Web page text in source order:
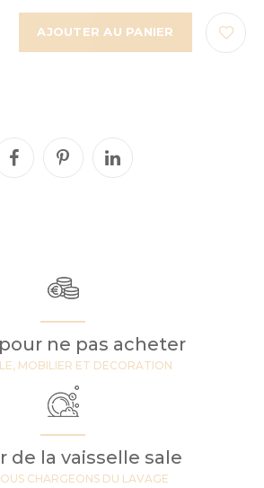
AJOUTER AU PANIER
ne pas acheter
MOBILIER ET DECORATION
de la vaisselle sale
CHARGEONS DU LAVAGE